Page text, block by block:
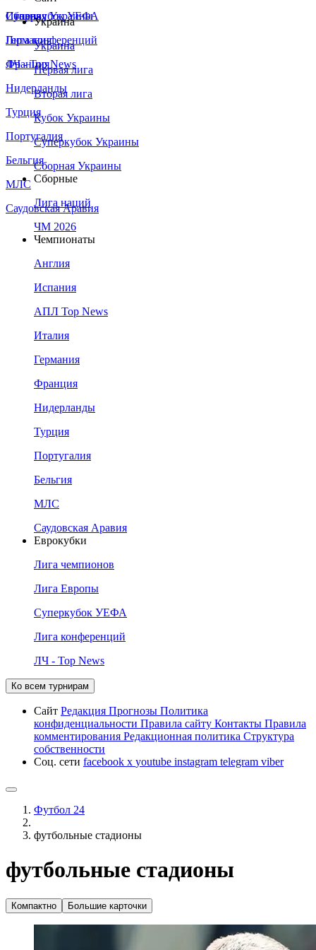
Сборная Украины
Италия
Германия
Франция
Нидерланды
Турция
Португалия
Бельгия
МЛС
Саудовская Аравия
Суперкубок УЕФА
Лига конференций
ЛЧ - Top News
Украина
Украина
Первая лига
Вторая лига
Кубок Украины
Суперкубок Украины
Сборная Украины
Сборные
Лига наций
ЧМ 2026
Чемпионаты
Англия
Испания
АПЛ Top News
Италия
Германия
Франция
Нидерланды
Турция
Португалия
Бельгия
МЛС
Саудовская Аравия
Еврокубки
Лига чемпионов
Лига Европы
Суперкубок УЕФА
Лига конференций
ЛЧ - Top News
Ко всем турнирам
Сайт Редакция Прогнозы Политика
конфиденциальности Правила сайту Контакты Правила
комментирования Редакционная политика Структура
собственности
Соц. сети facebook x youtube instagram telegram viber
Футбол 24
футбольные стадионы
футбольные стадионы
Компактно Большие карточки